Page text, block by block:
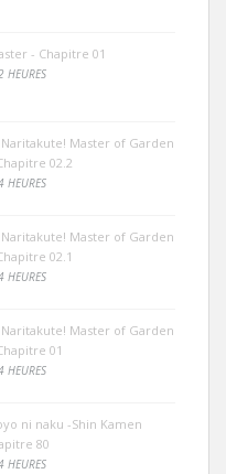
- Chapitre 01
HEURES
Master of Garden
02.2
HEURES
Master of Garden
02.1
HEURES
Master of Garden
01
HEURES
ni naku -Shin Kamen
80
HEURES